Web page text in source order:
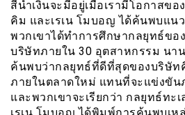
สีน้ำเงินจะมีอยู่เมื่อเรามีโอกาสข
คิม และเรเน โมบอญ ได้ค้นพบแน
พวกเขาได้ทำการศึกษากลยุทธ์ขอ
บริษัทภายใน 30 อุตสาหกรรม นา
ค้นพบว่ากลยุทธ์ที่ดีที่สุดของบริษัท
ภายในตลาดใหม่ แทนที่จะแข่งขัน
และพวกเขาจะเรียกว่า กลยุทธ์ทะ
เรเน โมบอญ ได้พิมพ์การค้นพบเห